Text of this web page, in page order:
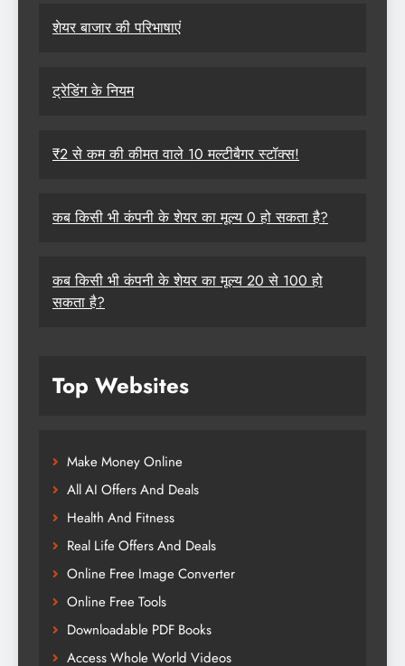
शेयर बाजार की परिभाषाएं
ट्रेडिंग के नियम
₹2 से कम की कीमत वाले 10 मल्टीबैगर स्टॉक्स!
कब किसी भी कंपनी के शेयर का मूल्य 0 हो सकता है?
कब किसी भी कंपनी के शेयर का मूल्य 20 से 100 हो
सकता है?
Top Websites
Make Money Online
All AI Offers And Deals
Health And Fitness
Real Life Offers And Deals
Online Free Image Converter
Online Free Tools
Downloadable PDF Books
Access Whole World Videos